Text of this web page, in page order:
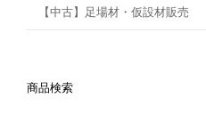
【中古】足場材・仮設材販売
商品検索